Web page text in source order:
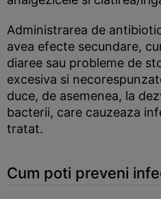
Administrarea de
avea efecte secundare,
diaree sau probleme de
excesiva si
duce, de asemenea, la
bacterii, care cauzeaza
tratat.
Cum poti preveni